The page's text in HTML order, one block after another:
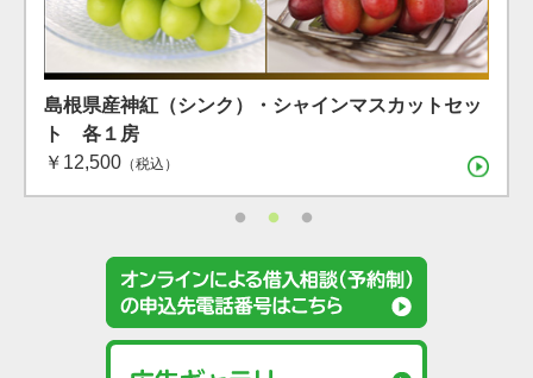
島根県産 シャインマスカット １房（600g）（7月下
旬〜8月上旬）
（税込）
島根県産神紅（シンク）・シャインマスカットセッ
ト 各１房
￥12,500 （税込）
島根県産 アールスメロン2玉箱
（税込）